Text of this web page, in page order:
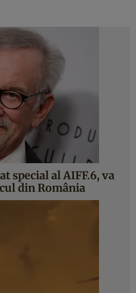
special al AIFF.6, va
din România